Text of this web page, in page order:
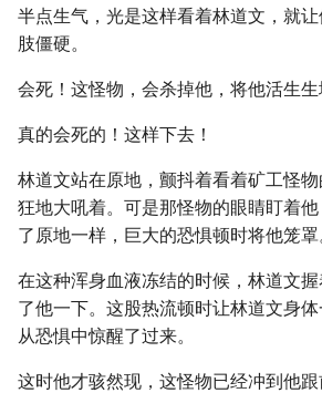
半点生气，光是这样看着林道文，就
肢僵硬。
会死！这怪物，会杀掉他，将他活生生
真的会死的！这样下去！
林道文站在原地，颤抖着看着矿工怪
狂地大吼着。可是那怪物的眼睛盯着
了原地一样，巨大的恐惧顿时将他笼罩
在这种浑身血液冻结的时候，林道文
了他一下。这股热流顿时让林道文身
从恐惧中惊醒了过来。
这时他才骇然现，这怪物已经冲到他